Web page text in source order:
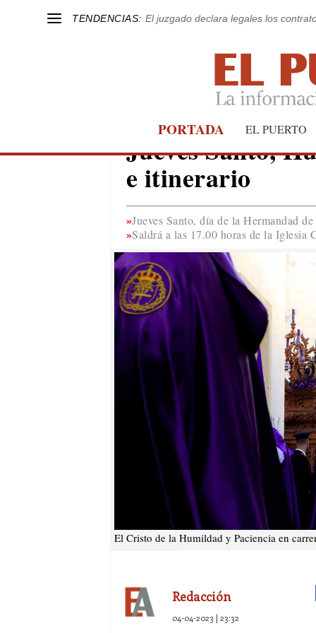
TENDENCIAS: El juzgado declara legales los
PORTADA EL PUERTO
SEMANA SANTA 2023
Jueves Santo,
e itinerario
Jueves Santo, día de la Hermandad
Saldrá a las 17.00 horas de la Iglesia
El Cristo de la Humildad y Paciencia en
Redacción
04-04-2023 | 23:32